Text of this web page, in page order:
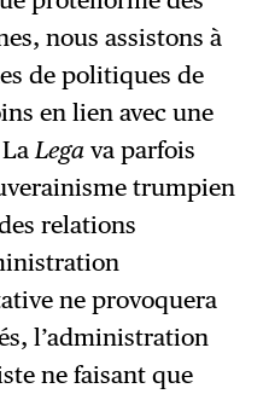
nous assistons à
de politiques de
en lien avec une
LaLega va parfois
trumpien
relations
ne provoquera
l’administration
ne faisant que